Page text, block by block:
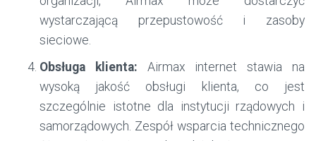
wystarczającą przepustowość i zasoby
sieciowe.
Obsługa klienta: Airmax internet stawia na
wysoką jakość obsługi klienta, co jest
szczególnie istotne dla instytucji rządowych i
samorządowych. Zespół wsparcia technicznego